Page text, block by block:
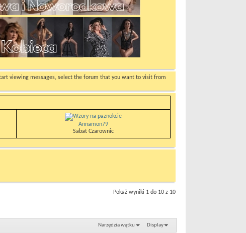
viewing messages, select the forum that you want to visit from
Annamon79
Sabat Czarownic
Pokaż wyniki 1 do 10 z 10
Narzędzia wątku Display